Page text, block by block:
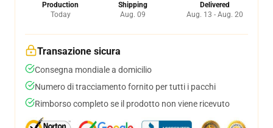
Production
Today
Shipping
Aug. 09
Delivered
Aug. 13 - Aug. 20
Transazione sicura
Consegna mondiale a domicilio
Numero di tracciamento fornito per tutti i pacchi
Rimborso completo se il prodotto non viene ricevuto